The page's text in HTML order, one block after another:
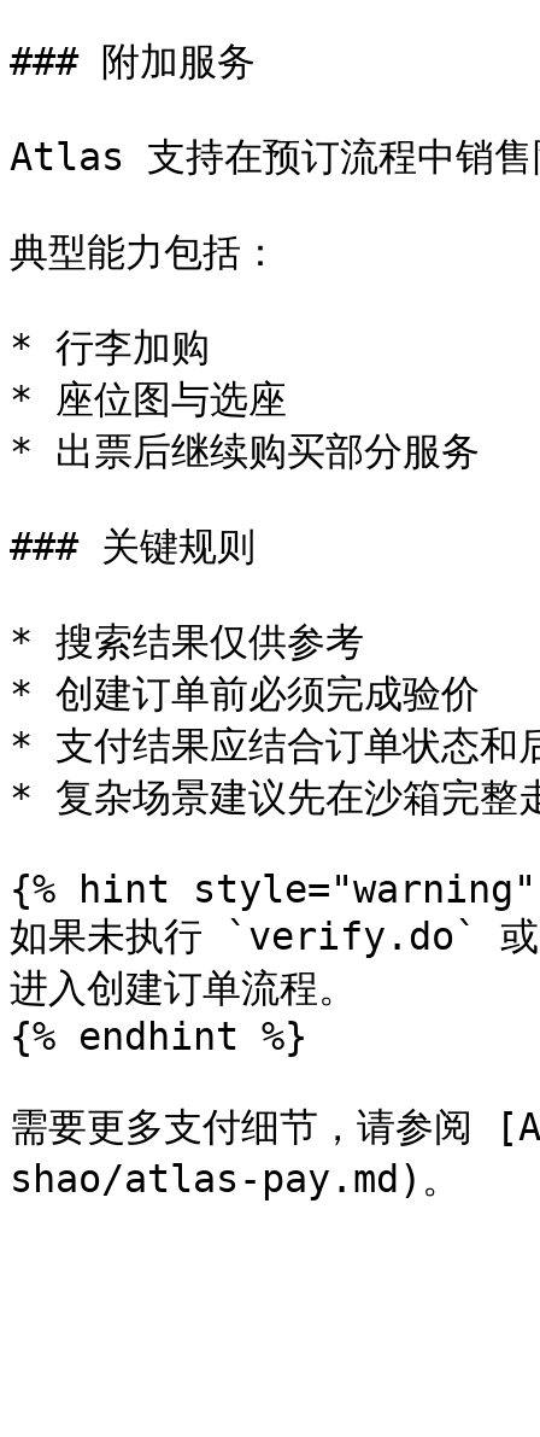
### 附加服务
Atlas 支持在预订流程中销售
典型能力包括：
* 行李加购
* 座位图与选座
* 出票后继续购买部分服务
### 关键规则
* 搜索结果仅供参考
* 创建订单前必须完成验价
* 支付结果应结合订单状态和
* 复杂场景建议先在沙箱完整
{% hint style="warning"
如果未执行 `verify.do`
进入创建订单流程。
{% endhint %}
需要更多支付细节，请